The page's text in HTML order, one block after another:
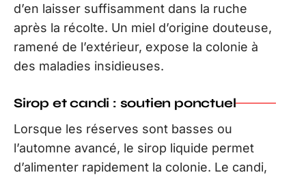
d’en laisser suffisamment dans la ruche
après la récolte. Un miel d’origine douteuse,
ramené de l’extérieur, expose la colonie à
des maladies insidieuses.
Sirop et candi : soutien ponctuel
Lorsque les réserves sont basses ou
l’automne avancé, le sirop liquide permet
d’alimenter rapidement la colonie. Le candi,